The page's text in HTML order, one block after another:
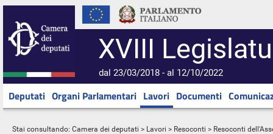
XVIII
dal 23/03/2018 - al 12/10/2022
Deputati Organi Parlamentari Lavori Documenti
Stai consultando: Camera dei deputati > Lavori > Resoconti > Resoconti